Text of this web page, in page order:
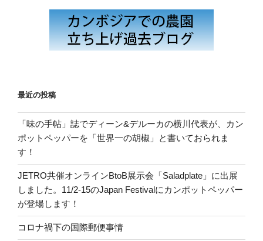
最近の投稿
「味の手帖」誌でディーン&デルーカの横川代表が、カン
ポットペッパーを「世界一の胡椒」と書いておられま
す！
JETRO共催オンラインBtoB展示会「Saladplate」に出展
しました。11/2-15のJapan Festivalにカンポットペッパー
が登場します！
コロナ禍下の国際郵便事情